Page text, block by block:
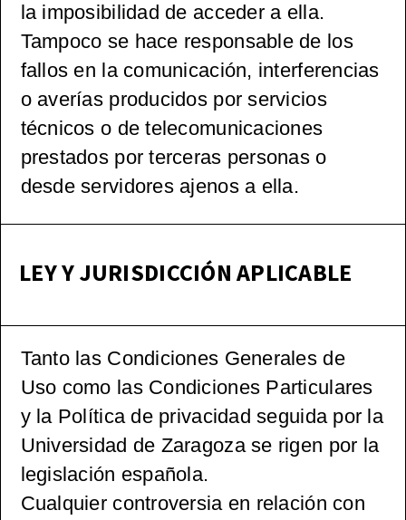
la imposibilidad de acceder a ella.
Tampoco se hace responsable de los
fallos en la comunicación, interferencias
o averías producidos por servicios
técnicos o de telecomunicaciones
prestados por terceras personas o
desde servidores ajenos a ella.
LEY Y JURISDICCIÓN APLICABLE
Tanto las Condiciones Generales de
Uso como las Condiciones Particulares
y la Política de privacidad seguida por la
Universidad de Zaragoza se rigen por la
legislación española.
Cualquier controversia en relación con